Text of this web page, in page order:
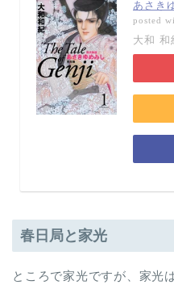
あさき
posted
大和 和
春日局と家光
ところで家光ですが、家光